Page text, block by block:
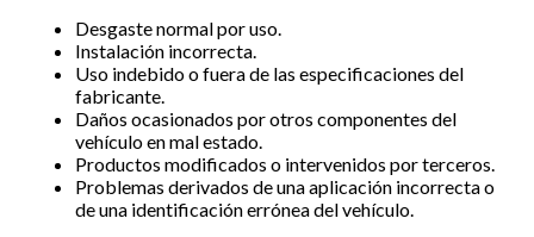
Desgaste normal por uso.
Instalación incorrecta.
Uso indebido o fuera de las especificaciones del
fabricante.
Daños ocasionados por otros componentes del
vehículo en mal estado.
Productos modificados o intervenidos por terceros.
Problemas derivados de una aplicación incorrecta o
de una identificación errónea del vehículo.